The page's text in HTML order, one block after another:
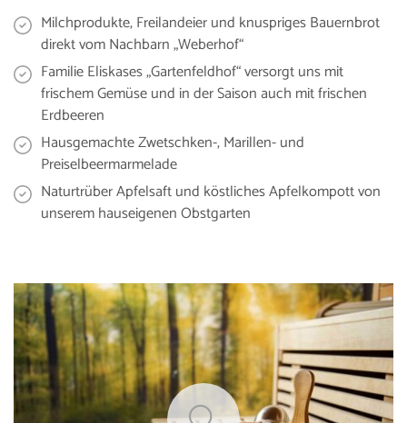
Milchprodukte, Freilandeier und knuspriges Bauernbrot
direkt vom Nachbarn „Weberhof“
Familie Eliskases „Gartenfeldhof“ versorgt uns mit
frischem Gemüse und in der Saison auch mit frischen
Erdbeeren
Hausgemachte Zwetschken-, Marillen- und
Preiselbeermarmelade
Naturtrüber Apfelsaft und köstliches Apfelkompott von
unserem hauseigenen Obstgarten